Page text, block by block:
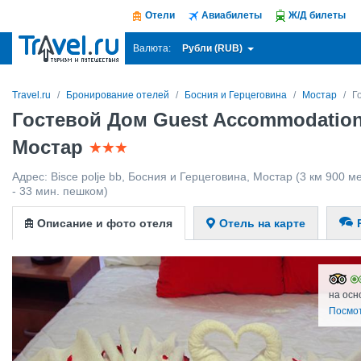
Отели Авиабилеты Ж/Д билеты
Валюта: Рубли (RUB)
Travel.ru Бронирование отелей Босния и Герцеговина Мостар
Гостевой Дом Guest
Мостар
Адрес: Bisce polje bb Босния и Герцеговина Мостар (3 км 900
- 33 мин. пешком)
Описание и фото отеля Отель на карте
на